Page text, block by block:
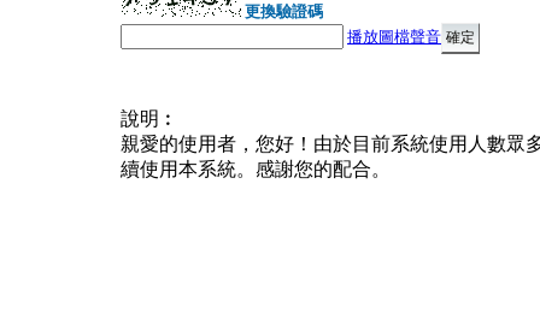
更換驗證碼
播放圖檔聲音
說明︰
親愛的使用者，您好！由於目前系統使用人數眾
續使用本系統。感謝您的配合。